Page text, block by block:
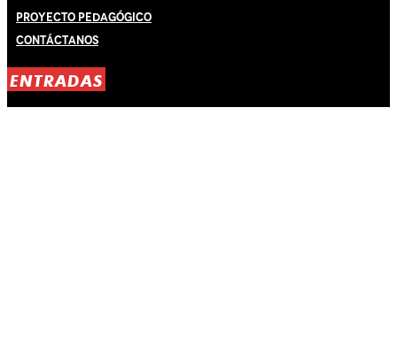
Proyecto Pedagógico
Contáctanos
ENTRADAS